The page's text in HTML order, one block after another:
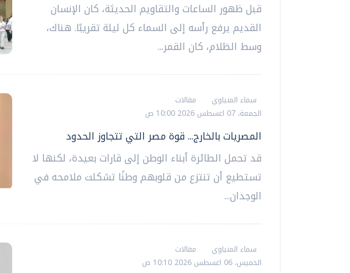
قبل ظهور الساعات والتقاويم الحديثة، كان الإنسان
القديم يرفع رأسه إلى السماء كل ليلة تقريبًا. هناك،
وسط الظلام، كان القمر...
سماء المنياوي
مقالات
الجمعة، 07 اغسطس 2026 10:00 ص
المصريات بالخارج... قوة مصر التي تتجاوز الحدود
قد تحمل الطائرة أبناء الوطن إلى قارات بعيدة، لكنها لا
تستطيع أن تنتزع من قلوبهم وطنًا تشكلت ملامحه في
الوجدان...
سماء المنياوي
مقالات
الخميس، 06 اغسطس 2026 10:10 ص